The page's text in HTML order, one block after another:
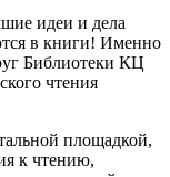
идеи и дела
в книги! Именно
Библиотеки КЦ
чтения
площадкой,
к чтению,